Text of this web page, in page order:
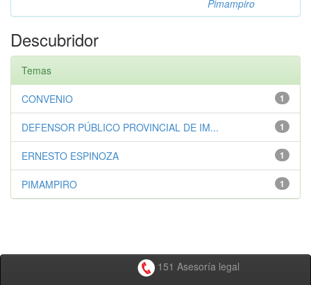
Pimampiro
Descubridor
Temas
1
CONVENIO
1
DEFENSOR PÚBLICO PROVINCIAL DE IM...
1
ERNESTO ESPINOZA
1
PIMAMPIRO
151 Asesoría legal